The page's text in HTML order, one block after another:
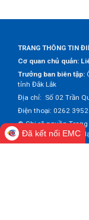
TRANG THÔNG TIN
Cơ quan chủ quản:
Trưởng ban biên tập:
tỉnh Đắk Lắk
Địa chỉ: Số 02 Trần
Điện thoại: 0262
© Ghi rõ nguồn
Đắk Lắk khi trích dẫn
Đã kết nối EMC